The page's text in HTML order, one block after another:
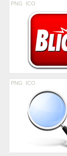
PNG ICO
PNG ICO